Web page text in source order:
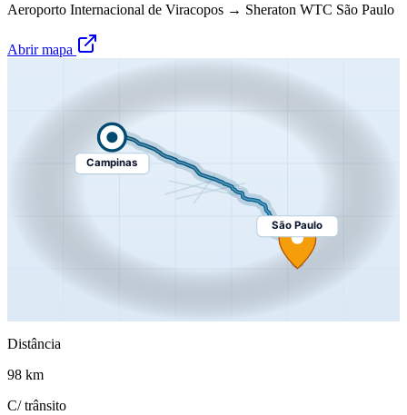
Aeroporto Internacional de Viracopos → Sheraton WTC São Paulo
Abrir mapa
Campinas
São Paulo
Distância
98 km
C/ trânsito